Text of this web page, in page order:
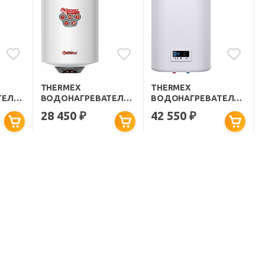
THERMEX
ВОДОНАГРЕВАТЕЛЬ
PRAKTIK 50 V SLIM
28 450 ₽
THERMEX
ВОДОНАГРЕВАТЕЛЬ
FLAT PLUS PRO IF 50 V
42 550 ₽